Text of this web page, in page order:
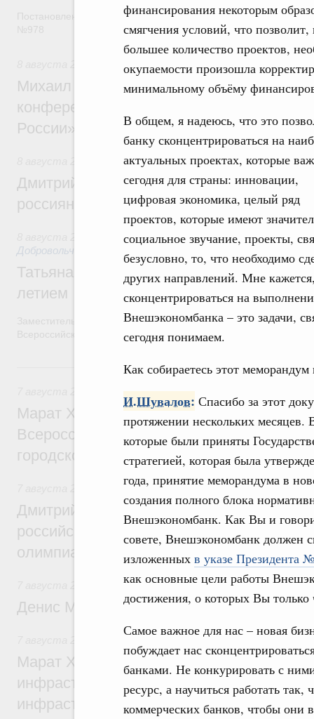
финансирования некоторым
смягчения условий, что
большее количество проектов,
окупаемости произошла
минимальному объёму
В общем, я надеюсь, что это
банку сконцентрироваться на
актуальных проектах, которые
сегодня для страны: инновации,
цифровая экономика, целый ряд
проектов, которые имеют
социальное звучание, проекты,
безусловно, то, что необходимо
других направлений. Мне
сконцентрироваться на
Внешэкономбанка – это задачи,
сегодня понимаем.
Как собираетесь этот
И.Шувалов: Спасибо за этот
протяжении нескольких месяцев.
которые были приняты
стратегией, которая была
года, принятие меморандума в
создания полного блока
Внешэкономбанк. Как Вы и
совете, Внешэкономбанк должен
изложенных в указе Президента
как основные цели работы
достижения, о которых Вы только
Самое важное для нас – новая
побуждает нас
банками. Не конкурировать с
ресурс, а научиться работать
коммерческих банков, чтобы они
Постановление от 5 августа 2026 года
Михаил Мишустин дал поручения по
конференции «Цифровая индустрия
России»
Спорт высших достижений и массовый
Дмитрий Чернышенко и Михаил
россиян с Днём физкультурника
Социальные инновации. Некоммерческие
Добровольчество и волонтёрство. Благотворительность
Татьяна Голикова поздравила
летием
Заместитель Председателя Правительства Татьяна Голикова
Всероссийского общественного движения «Волонтёры-
7 августа, пятница
Экономика городов. Городская среда
Марат Хуснуллин провёл заседание
Всероссийского конкурса лучших
городской среды
Отрасль информационных технологий
Дмитрий Чернышенко и Сергей Кравцов
российскую сборную с победой на
олимпиаде по искусственному
Общие вопросы промышленной политики
Денис Мантуров посетил Ярославскую
Бюджеты субъектов Федерации.
Марат Хуснуллин: 15 объектов
инфраструктуры построили и обновили
инфраструктурным кредитам